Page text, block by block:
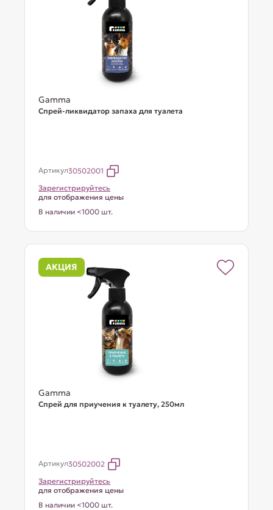
Gamma
Спрей-ликвидатор запаха для туалета
Артикул30502001
Зарегистрируйтесь
для отображения цены
В наличии <1000 шт.
АКЦИЯ
Gamma
Спрей для приучения к туалету, 250мл
Артикул30502002
Зарегистрируйтесь
для отображения цены
В наличии <1000 шт.